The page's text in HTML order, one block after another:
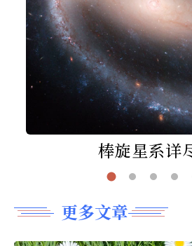
棒旋星系详
更多文章